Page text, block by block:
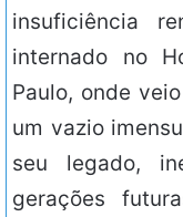
insuficiência
internado no
Paulo, onde
um vazio
seu legado,
gerações